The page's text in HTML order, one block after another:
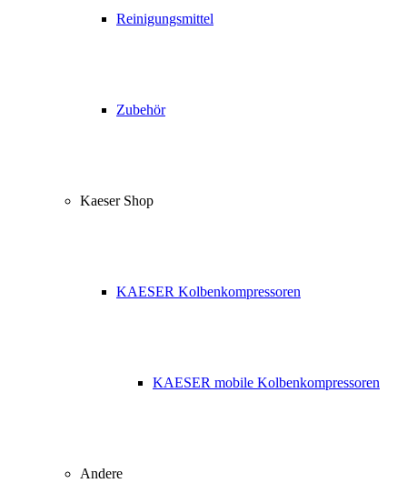
Reinigungsmittel
Zubehör
Kaeser Shop
KAESER Kolbenkompressoren
KAESER mobile Kolbenkompressoren
Andere